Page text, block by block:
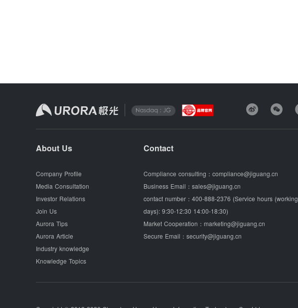
About Us
Company Profile
Media Consultation
Investor Relations
Join Us
Aurora Tips
Aurora Article
Industry knowledge
Knowledge Topics
Contact
Compliance consulting： compliance@jiguang.cn
Business Email： sales@jiguang.cn
contact number： 400-888-2376 (Service hours (working
days): 9:30-12:30 14:00-18:30)
Market Cooperation： marketing@jiguang.cn
Secure Email： security@jiguang.cn